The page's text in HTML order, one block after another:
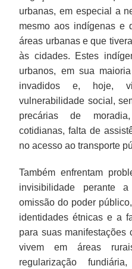
urbanas, em especial a
mesmo aos indígenas e
áreas urbanas e que
às cidades. Estes
urbanos, em sua
invadidos e, hoje,
vulnerabilidade social,
precárias de
cotidianas, falta de
no acesso ao transporte
Também enfrentam
invisibilidade perante
omissão do poder
identidades étnicas e a
para suas manifestações
vivem em áreas
regularização